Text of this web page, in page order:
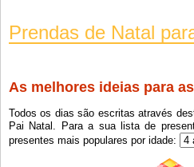
Prendas de Natal
As melhores ideias para
Todos os dias são escritas através
Pai Natal. Para a sua lista de
presentes mais populares por idade: